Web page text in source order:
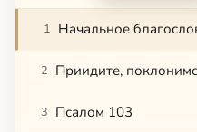
1 Начальное
2 Приидите,
3 Псалом 103